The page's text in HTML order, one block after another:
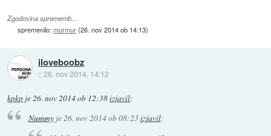
Zgodovina sprememb…
spremenilo:murmur(26. nov 2014 ob 14:13)
iloveboobz
::26. nov 2014, 14:12
kpkp je 26. nov 2014 ob 12:38izjavil:
Nummyje26. nov 2014 ob 08:23izjavil: